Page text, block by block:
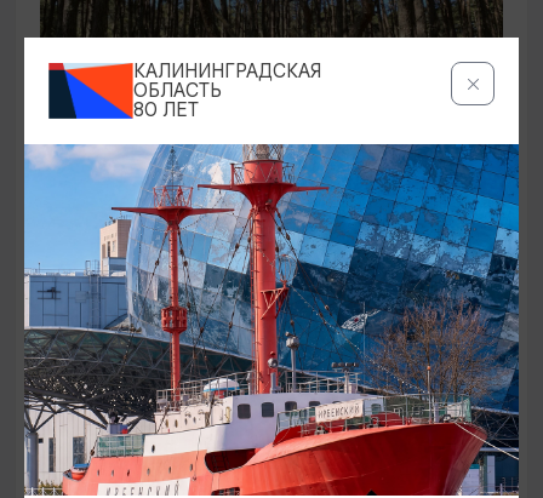
ЭКСКУРСИИ УЧРЕЖДЕНИЙ КУЛЬТУРЫ
Аудиоспектакль «Истории Куршской
косы»
01.02.2026 - 31.12.2026, 13:00
Куршская коса
ОТ 2500₽
КАЛИНИНГРАДСКАЯ
ОБЛАСТЬ
80 ЛЕТ